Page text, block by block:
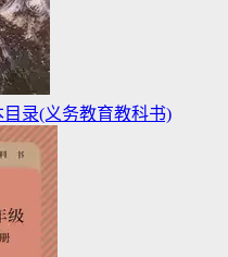
录(义务教育教科书)